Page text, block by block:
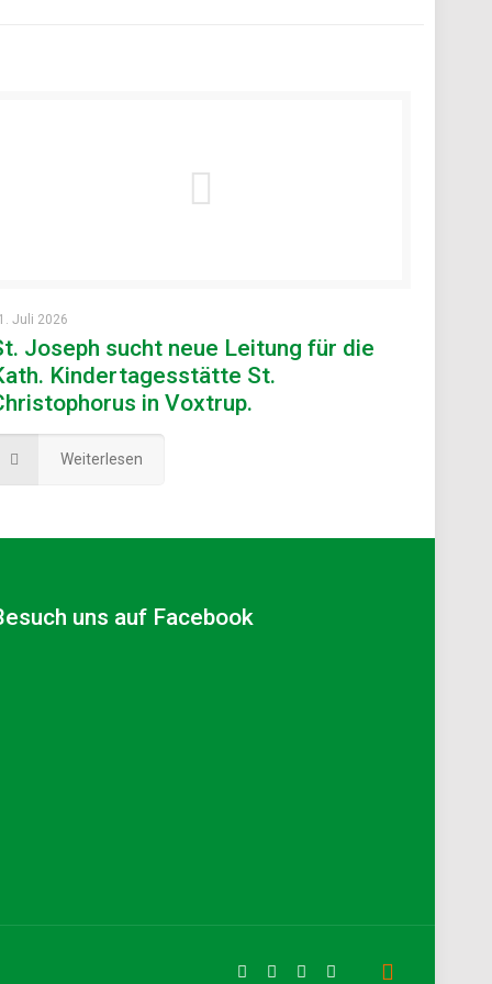
Juli 2026
Joseph sucht neue Leitung für die
Kindertagesstätte St.
in Voxtrup.
Weiterlesen
uns auf Facebook